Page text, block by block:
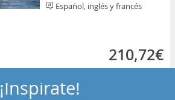
Español, inglés y francés
210,72€
¡Inspírate!